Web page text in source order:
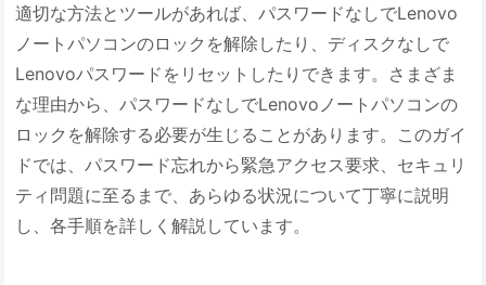
適切な方法とツールがあれば、パスワードなしでLenovo
ノートパソコンのロックを解除したり、ディスクなしで
Lenovoパスワードをリセットしたりできます。さまざま
な理由から、パスワードなしでLenovoノートパソコンの
ロックを解除する必要が生じることがあります。このガイ
ドでは、パスワード忘れから緊急アクセス要求、セキュリ
ティ問題に至るまで、あらゆる状況について丁寧に説明
し、各手順を詳しく解説しています。